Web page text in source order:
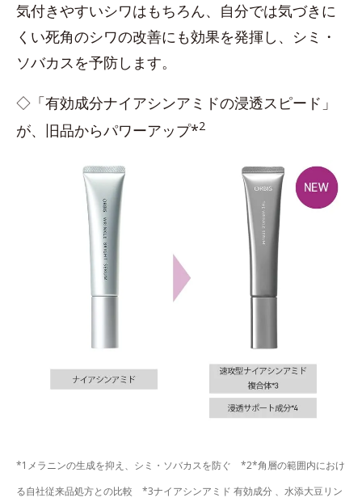
気付きやすいシワはもちろん、自分では気づきに
くい死角のシワの改善にも効果を発揮し、シミ・
ソバカスを予防します。
◇「有効成分ナイアシンアミドの浸透スピード」
が、旧品からパワーアップ*2
*1メラニンの生成を抑え、シミ・ソバカスを防ぐ *2*角層の範囲内におけ
る自社従来品処方との比較 *3ナイアシンアミド 有効成分 、水添大豆リン